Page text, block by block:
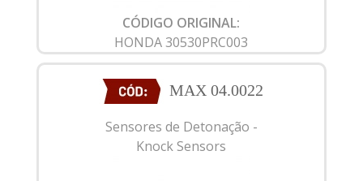
CÓDIGO ORIGINAL:
HONDA 30530PRC003
MAX 04.0022
Sensores de Detonação -
Knock Sensors